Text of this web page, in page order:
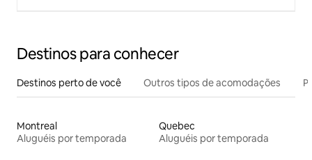
Destinos para conhecer
Destinos perto de você Outros tipos de acomodações
Montreal
Aluguéis por temporada
Quebec
Aluguéis por temporada